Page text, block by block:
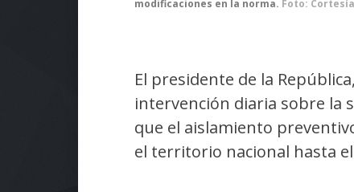
modificaciones en la norma. Foto: Cortesía
El presidente de la
intervención diaria sobre la
que el aislamiento
el territorio nacional hasta